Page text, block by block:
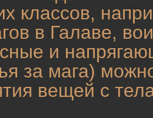
классов,
в Галаве,
и
за мага)
вещей с